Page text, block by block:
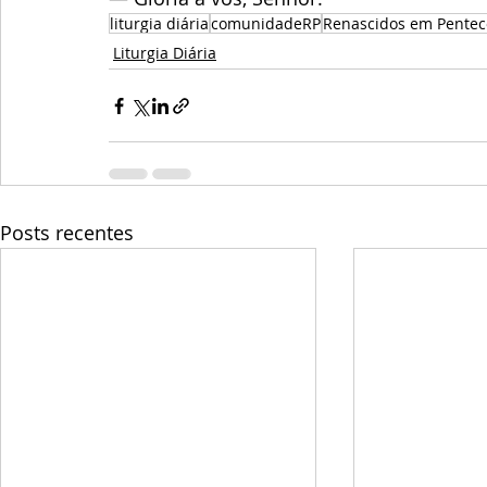
liturgia diáriacomunidadeRPRenascidos em
Liturgia Diária
Posts recentes